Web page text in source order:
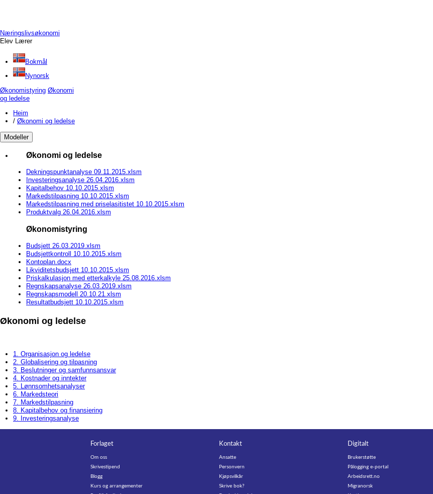
Næringslivsøkonomi
Elev Lærer
Bokmål
Nynorsk
Økonomistyring Økonomi
og ledelse
Heim
/ Økonomi og ledelse
Modeller
Økonomi og ledelse
Dekningspunktanalyse 09.11.2015.xlsm
Investeringsanalyse 26.04.2016.xlsm
Kapitalbehov 10.10.2015.xlsm
Markedstilpasning 10.10.2015.xlsm
Markedstilpasning med priselasitistet 10.10.2015.xlsm
Produktvalg 26.04.2016.xlsm
Økonomistyring
Budsjett 26.03.2019.xlsm
Budsjettkontroll 10.10.2015.xlsm
Kontoplan.docx
Likviditetsbudsjett 10.10.2015.xlsm
Priskalkulasjon med etterkalkyle 25.08.2016.xlsm
Regnskapsanalyse 26.03.2019.xlsm
Regnskapsmodell 20.10.21.xlsm
Resultatbudsjett 10.10.2015.xlsm
Økonomi og ledelse
1. Organisasjon og ledelse
2. Globalisering og tilpasning
3. Beslutninger og samfunnsansvar
4. Kostnader og inntekter
5. Lønnsomhetsanalyser
6. Markedsteori
7. Markedstilpasning
8. Kapitalbehov og finansiering
9. Investeringsanalyse
Forlaget
Om oss
Skrivestipend
Blogg
Kurs og arrangementer
Kontakt
Ansatte
Personvern
Kjøpsvilkår
Skrive bok?
Digitalt
Brukerstøtte
Pålogging e-portal
Arbeidsrett.no
Migranorsk